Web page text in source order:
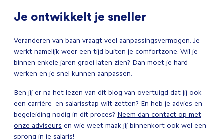
Je ontwikkelt je sneller
Veranderen van baan vraagt veel aanpassingsvermogen. Je
werkt namelijk weer een tijd buiten je comfortzone. Wil je
binnen enkele jaren groei laten zien? Dan moet je hard
werken en je snel kunnen aanpassen.
Ben jij er na het lezen van dit blog van overtuigd dat jij ook
een carrière- en salarisstap wilt zetten? En heb je advies en
begeleiding nodig in dit proces? Neem dan contact op met
onze adviseurs en wie weet maak jij binnenkort ook wel een
sprong in je salaris!